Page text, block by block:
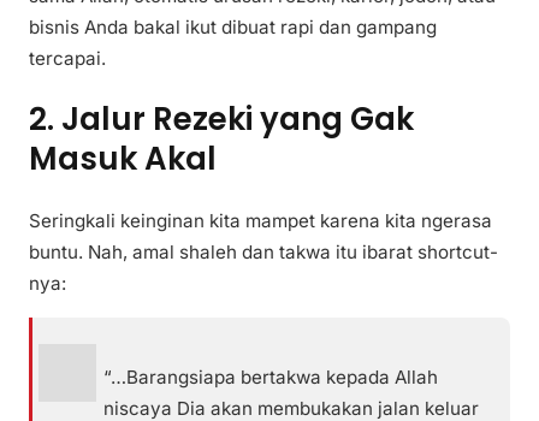
bisnis Anda bakal ikut dibuat rapi dan gampang
tercapai.
2. Jalur Rezeki yang Gak
Masuk Akal
Seringkali keinginan kita mampet karena kita ngerasa
buntu. Nah, amal shaleh dan takwa itu ibarat shortcut-
nya:
“…Barangsiapa bertakwa kepada Allah
niscaya Dia akan membukakan jalan keluar